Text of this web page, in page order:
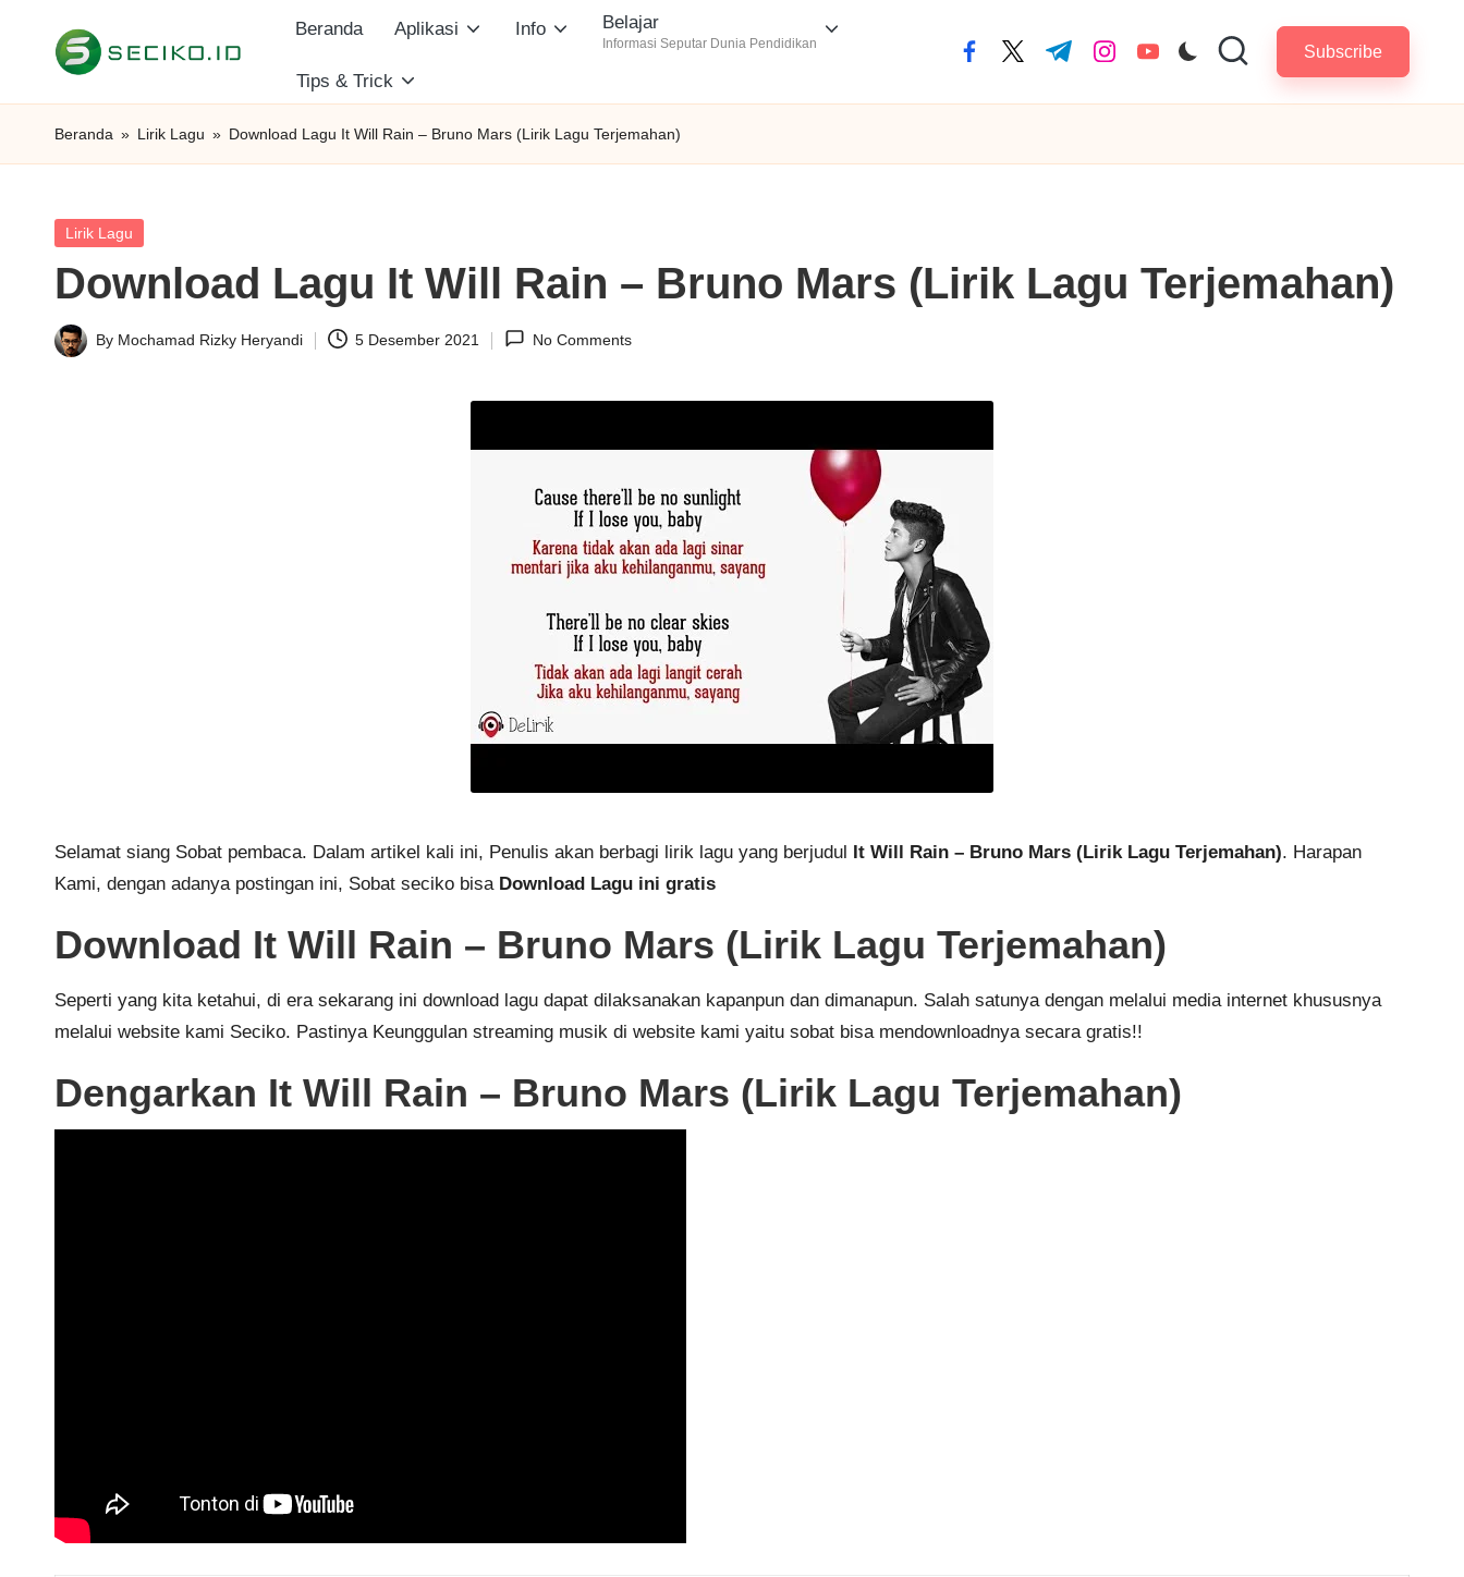
S
e
i
k
o
Informasi
dan
Beranda Aplikasi Info Belajar
Informasi Seputar Dunia Pendidikan
Tips & Trick
facebook.com
twitter.com
t.me instagram.com
youtube.com Subscribe
Beranda » Lirik Lagu » Download Lagu It Will Rain – Bruno Mars (Lirik Lagu Terjemahan)
Posted
Lirik Lagu
Download Lagu It Will Rain – Bruno Mars (Lirik Lagu Terjemahan)
Posted
By Mochamad Rizky Heryandi 5 Desember 2021 No Comments
Selamat siang Sobat pembaca. Dalam artikel kali ini, Penulis akan berbagi lirik lagu yang berjudul It Will Rain – Bruno Mars (Lirik Lagu Terjemahan). Harapan
Kami, dengan adanya postingan ini, Sobat seciko bisa Download Lagu ini gratis
Download It Will Rain – Bruno Mars (Lirik Lagu Terjemahan)
Seperti yang kita ketahui, di era sekarang ini download lagu dapat dilaksanakan kapanpun dan dimanapun. Salah satunya dengan melalui media internet khususnya
melalui website kami Seciko. Pastinya Keunggulan streaming musik di website kami yaitu sobat bisa mendownloadnya secara gratis!!
Dengarkan It Will Rain – Bruno Mars (Lirik Lagu Terjemahan)